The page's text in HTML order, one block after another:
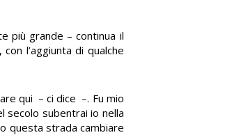
più grande – continua il
, con l’aggiunta di qualche
qui – ci dice –. Fu mio
secolo subentrai io nella
questa strada cambiare